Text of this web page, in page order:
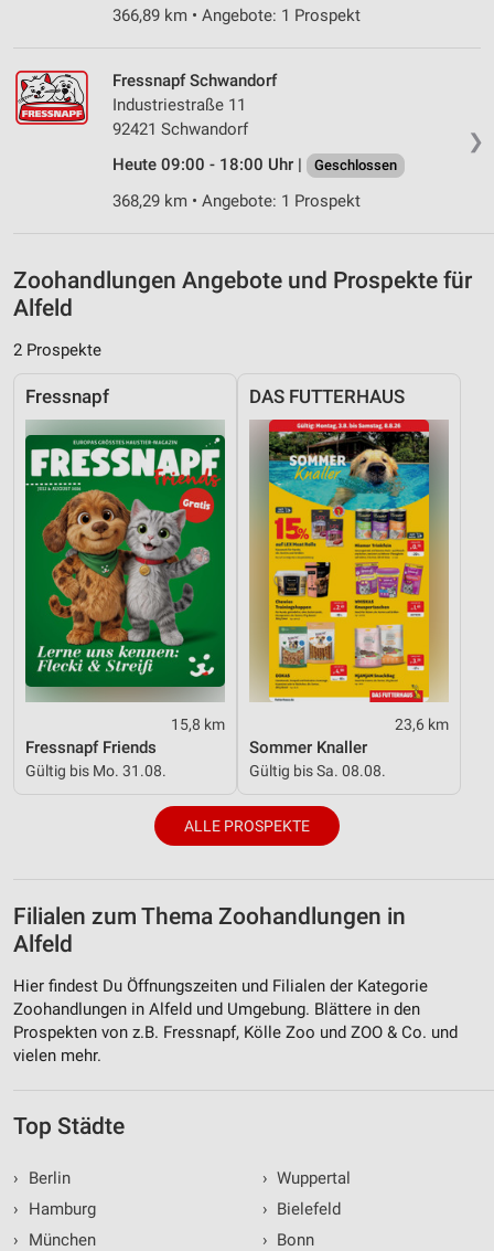
366,89 km • Angebote: 1 Prospekt
❯
Fressnapf Schwandorf
Industriestraße 11
92421 Schwandorf
Heute 09:00 - 18:00 Uhr |
Geschlossen
368,29 km • Angebote: 1 Prospekt
Zoohandlungen Angebote und Prospekte für
Alfeld
2 Prospekte
Fressnapf
15,8 km
Fressnapf Friends
Gültig bis Mo. 31.08.
DAS FUTTERHAUS
23,6 km
Sommer Knaller
Gültig bis Sa. 08.08.
ALLE PROSPEKTE
Filialen zum Thema Zoohandlungen in
Alfeld
Hier findest Du Öffnungszeiten und Filialen der Kategorie
Zoohandlungen in Alfeld und Umgebung. Blättere in den
Prospekten von z.B. Fressnapf, Kölle Zoo und ZOO & Co. und
vielen mehr.
Top Städte
›
Berlin
›
Hamburg
›
München
› Wuppertal
› Bielefeld
› Bonn
Nicht-IAB-Verarbeitungszwecke:
Performance